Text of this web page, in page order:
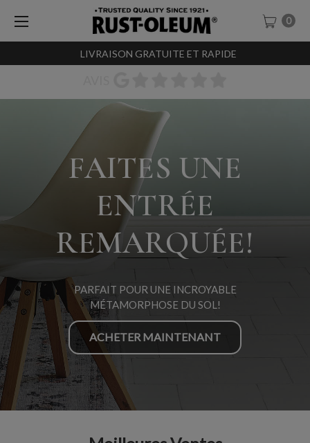
LIVRAISON GRATUITE ET RAPIDE
0
FAITES UNE
ENTRÉE
REMARQUÉE!
PARFAIT POUR UNE INCROYABLE
MÉTAMORPHOSE DU SOL!
ACHETER MAINTENANT